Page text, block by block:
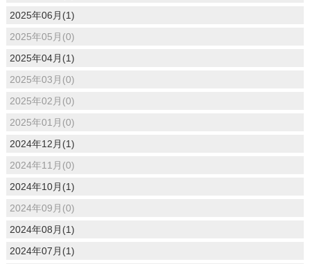
2025年06月(1)
2025年05月(0)
2025年04月(1)
2025年03月(0)
2025年02月(0)
2025年01月(0)
2024年12月(1)
2024年11月(0)
2024年10月(1)
2024年09月(0)
2024年08月(1)
2024年07月(1)